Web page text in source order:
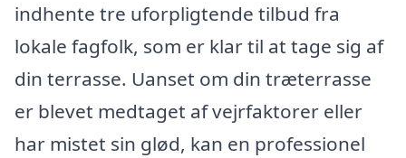
indhente tre uforpligtende tilbud fra
lokale fagfolk, som er klar til at tage sig af
din terrasse. Uanset om din træterrasse
er blevet medtaget af vejrfaktorer eller
har mistet sin glød, kan en professionel